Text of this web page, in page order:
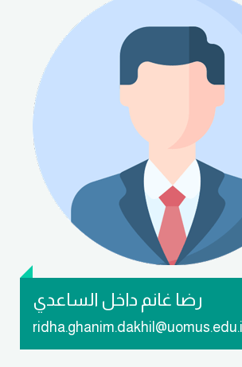
رضا غانم داخل الساعدي